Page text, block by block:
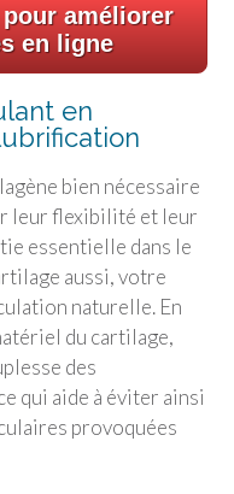
améliorer
en ligne
en
bien nécessaire
leur flexibilité et leur
essentielle dans le
aussi, votre
naturelle. En
du cartilage,
des
qui aide à éviter ainsi
provoquées